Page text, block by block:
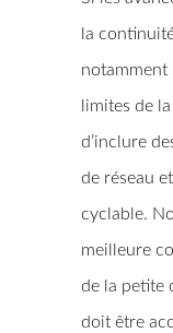
la
notamment
limites de
d’inclure
de réseau
cyclable.
meilleure
de la petite
doit être